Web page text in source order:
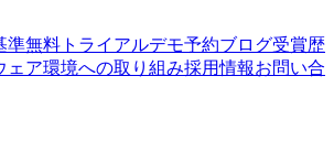
準無料トライアルデモ予約ブログ受賞歴
ェア環境への取り組み採用情報お問い合